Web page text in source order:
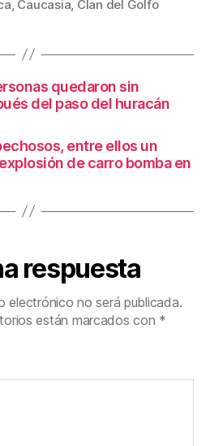
p
ar
tir
, Caucasia, Clan del Golfo
quedaron sin
del paso del huracán
entre ellos un
de carro bomba en
respuesta
electrónico no será publicada.
están marcados con *